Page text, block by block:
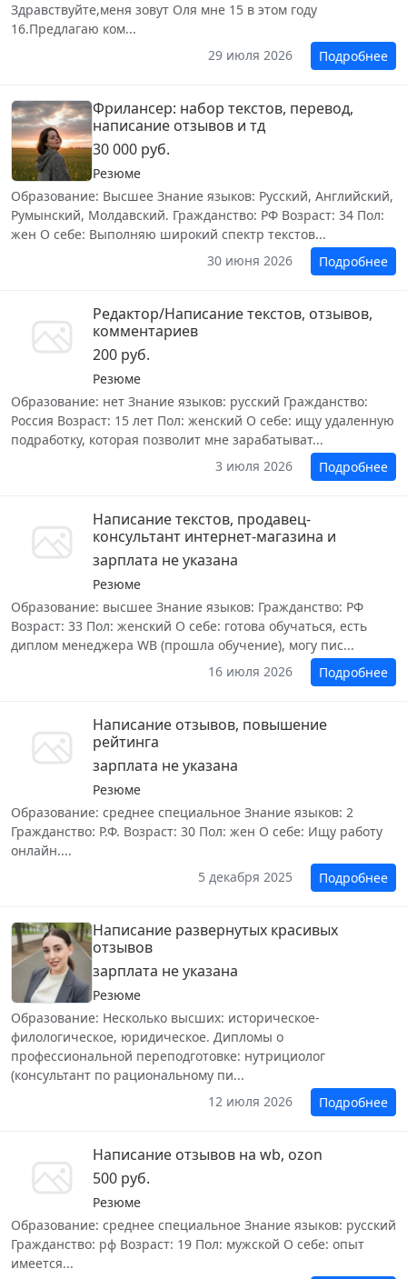
Здравствуйте,меня зовут Оля мне 15 в этом году
16.Предлагаю ком...
29 июля 2026
Подробнее
Фрилансер: набор текстов, перевод,
написание отзывов и тд
30 000 руб.
Резюме
Образование: Высшее Знание языков: Русский, Английский,
Румынский, Молдавский. Гражданство: РФ Возраст: 34 Пол:
жен О себе: Выполняю широкий спектр текстов...
30 июня 2026
Подробнее
Редактор/Написание текстов, отзывов,
комментариев
200 руб.
Резюме
Образование: нет Знание языков: русский Гражданство:
Россия Возраст: 15 лет Пол: женский О себе: ищу удаленную
подработку, которая позволит мне зарабатыват...
3 июля 2026
Подробнее
Написание текстов, продавец-
консультант интернет-магазина и
зарплата не указана
Резюме
Образование: высшее Знание языков: Гражданство: РФ
Возраст: 33 Пол: женский О себе: готова обучаться, есть
диплом менеджера WB (прошла обучение), могу пис...
16 июля 2026
Подробнее
Написание отзывов, повышение
рейтинга
зарплата не указана
Резюме
Образование: среднее специальное Знание языков: 2
Гражданство: Р.Ф. Возраст: 30 Пол: жен О себе: Ищу работу
онлайн....
5 декабря 2025
Подробнее
Написание развернутых красивых
отзывов
зарплата не указана
Резюме
Образование: Несколько высших: историческое-
филологическое, юридическое. Дипломы о
профессиональной переподготовке: нутрициолог
(консультант по рациональному пи...
12 июля 2026
Подробнее
Написание отзывов на wb, ozon
500 руб.
Резюме
Образование: среднее специальное Знание языков: русский
Гражданство: рф Возраст: 19 Пол: мужской О себе: опыт
имеется...